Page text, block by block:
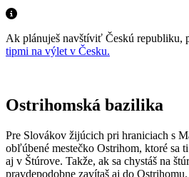
Ak plánuješ navštíviť Českú republiku,
tipmi na výlet v Česku.
Ostrihomská bazilika
Pre Slovákov žijúcich pri hraniciach s
obľúbené mestečko Ostrihom, ktoré sa
aj v Štúrove. Takže, ak sa chystáš na
pravdepodobne zavítaš aj do